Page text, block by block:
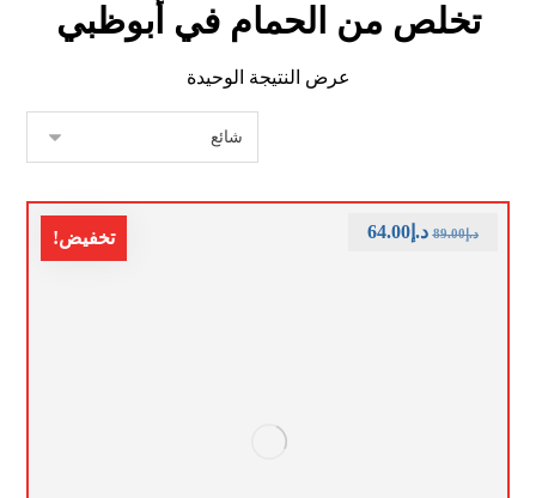
تخلص من الحمام في أبوظبي
عرض النتيجة الوحيدة
تخفيض! د.إ89.00 د.إ64.00